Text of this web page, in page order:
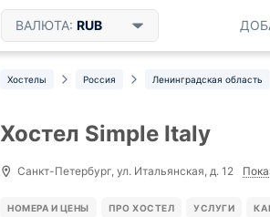
ВАЛЮТА: RUB
Хостелы Россия Ленинградская область
Хостел Simple Italy
Санкт-Петербург, ул. Итальянская, д. 12
НОМЕРА И ЦЕНЫ ПРО ХОСТЕЛ УСЛУГИ